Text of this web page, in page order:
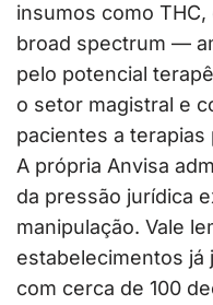
insumos como
broad spectrum —
pelo potencial
o setor magistral e
pacientes a terapias
A própria Anvisa
da pressão jurídica
manipulação. Vale
estabelecimentos já
com cerca de 100